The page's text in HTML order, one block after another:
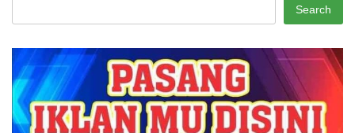
Search